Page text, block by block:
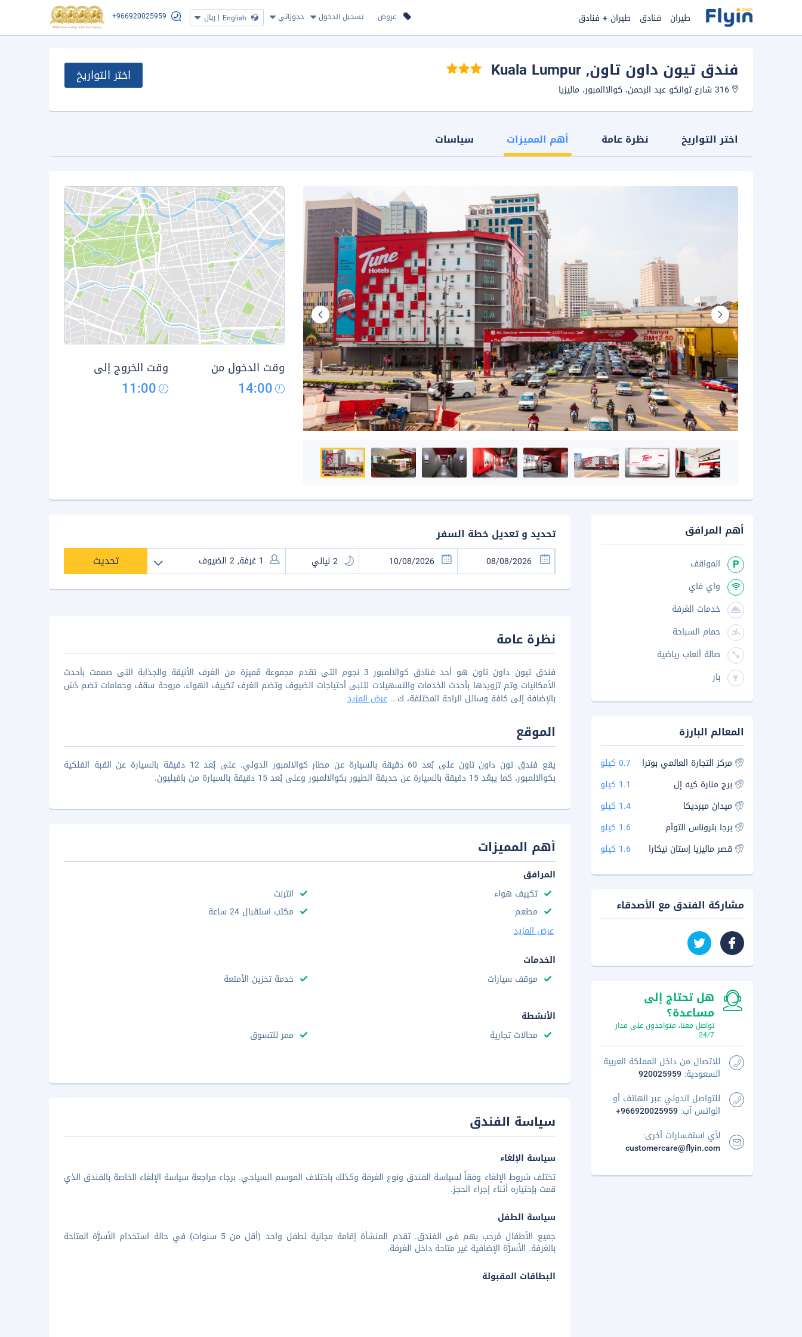
عروض تسجيل الدخول حجوزاتي English
| ريال +966920025959 طيران فنادق طيران + فنادق
فندق تيون داون تاون, Kuala Lumpur اختر التواريخ
اختر التواريخ نظرة عامة أهم المميزات سياسات
وقت الدخول من
14:00
وقت الخروج إلى
11:00
تحديد و تعديل خطة السفر
تحديث
نظرة عامة
فندق تيون داون تاون هو أحد فنادق كوالالمبور 3 نجوم التى تقدم مجموعة مُميزة من الغرف الأنيقة والجذابة التى صممت بأحدث
الأمكانيات وتم تزويدها بأحدث الخدمات والتسهيلات لتلبى أحتياجات الضيوف وتضم الغرف تكييف الهواء، مروحة سقف وحمامات تضم دُش
بالإضافة إلى كافة وسائل الراحة المختلفة، ك...عرض المزيد
الموقع
يقع فندق تون داون تاون على بُعد 60 دقيقة بالسيارة عن مطار كوالالمبور الدولي، على بُعد 12 دقيقة بالسيارة عن القبة الفلكية
بكوالالمبور، كما يبعُد 15 دقيقة بالسيارة عن حديقة الطيور بكوالالمبور وعلى بُعد 15 دقيقة بالسيارة من بافيليون.
أهم المميزات
المرافق
تكييف هواء
انترنت
مطعم
مكتب استقبال 24 ساعة
عرض المزيد
الخدمات
موقف سيارات
خدمة تخزين الأمتعة
الأنشطة
محالات تجارية
ممر للتسوق
سياسة الفندق
سياسة الإلغاء
تختلف شروط الإلغاء وفقاً لسياسة الفندق ونوع الغرفة وكذلك باختلاف الموسم السياحي. برجاء مراجعة سياسة الإلغاء الخاصة بالفندق الذي
قمت بإختياره أثناء إجراء الحجز.
سياسة الطفل
جميع الأطفال مُرحب بهم فى الفندق. تقدم المنشأة إقامة مجانية لطفل واحد (أقل من 5 سنوات) في حالة استخدام الأسرَّة المتاحة
بالغرفة. الأسرَّة الإضافية غير متاحة داخل الغرفة.
البطاقات المقبولة
أهم المرافق
المواقف
واي فاي
خدمات الغرفة
حمام السباحة
صالة ألعاب رياضية
بار
المعالم البارزة
مركز التجارة العالمي بوترا
0.7 كيلو
برج منارة كيه إل
1.1 كيلو
ميدان ميرديكا
1.4 كيلو
برجا بتروناس التوأم
1.6 كيلو
قصر ماليزيا إستان نيكارا
1.6 كيلو
مشاركة الفندق مع الأصدقاء
هل تحتاج إلى
مساعدة؟
تواصل معنا، متواجدون على مدار
24/7
للاتصال من داخل المملكة العربية
السعودية: 920025959
للتواصل الدولي عبر الهاتف أو
الواتس آب: +966920025959
لأي استفسارات أخرى:
customercare@flyin.com